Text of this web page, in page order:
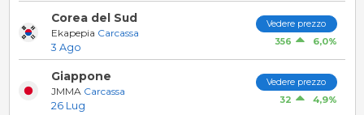
Corea del Sud
Ekapepia Carcassa
3 Ago
Vedere prezzo
356
6,0%
Giappone
JMMA Carcassa
26 Lug
Vedere prezzo
32
4,9%